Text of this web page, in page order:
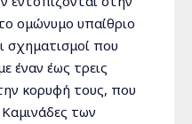
ομώνυμο υπαίθριο
σχηματισμοί που
έναν έως τρεις
κορυφή τους, που
Καμινάδες των